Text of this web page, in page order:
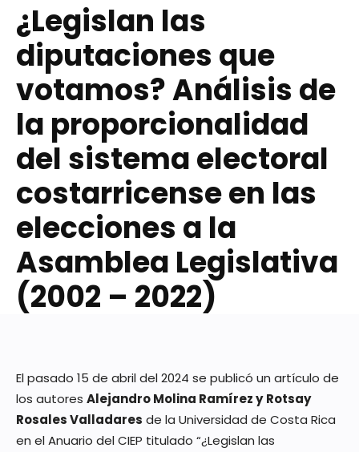
¿Legislan las
diputaciones que
votamos? Análisis de
la proporcionalidad
del sistema electoral
costarricense en las
elecciones a la
Asamblea Legislativa
(2002 – 2022)
El pasado 15 de abril del 2024 se publicó un artículo de
los autores Alejandro Molina Ramírez y Rotsay
Rosales Valladares de la Universidad de Costa Rica
en el Anuario del CIEP titulado “¿Legislan las